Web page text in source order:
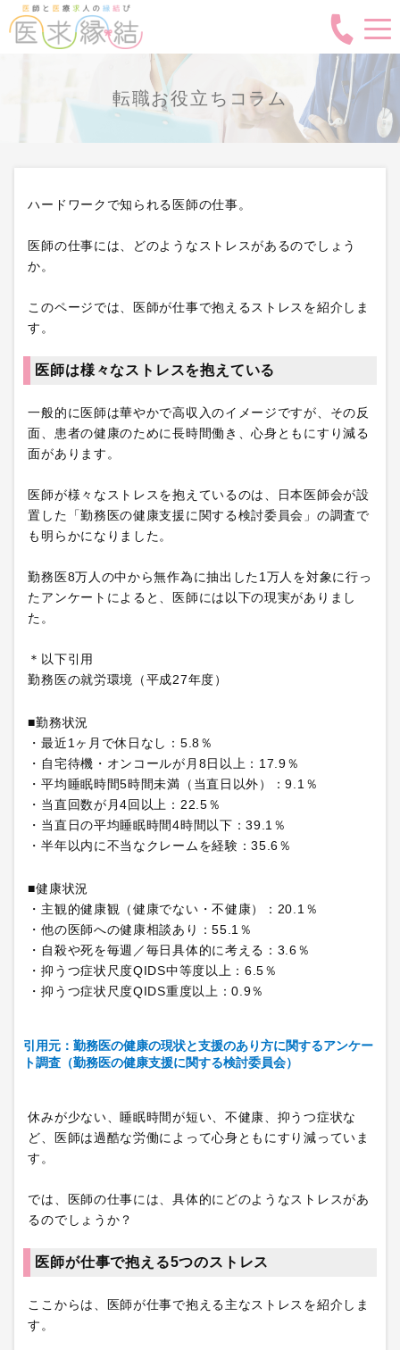
転職お役立ちコラム
ハードワークで知られる医師の仕事。
医師の仕事には、どのようなストレスがあるのでしょう
か。
このページでは、医師が仕事で抱えるストレスを紹介しま
す。
医師は様々なストレスを抱えている
一般的に医師は華やかで高収入のイメージですが、その反
面、患者の健康のために長時間働き、心身ともにすり減る
面があります。
医師が様々なストレスを抱えているのは、日本医師会が設
置した「勤務医の健康支援に関する検討委員会」の調査で
も明らかになりました。
勤務医8万人の中から無作為に抽出した1万人を対象に行っ
たアンケートによると、医師には以下の現実がありまし
た。
＊以下引用
勤務医の就労環境（平成27年度）
■勤務状況
・最近1ヶ月で休日なし：5.8％
・自宅待機・オンコールが月8日以上：17.9％
・平均睡眠時間5時間未満（当直日以外）：9.1％
・当直回数が月4回以上：22.5％
・当直日の平均睡眠時間4時間以下：39.1％
・半年以内に不当なクレームを経験：35.6％
■健康状況
・主観的健康観（健康でない・不健康）：20.1％
・他の医師への健康相談あり：55.1％
・自殺や死を毎週／毎日具体的に考える：3.6％
・抑うつ症状尺度QIDS中等度以上：6.5％
・抑うつ症状尺度QIDS重度以上：0.9％
引用元：勤務医の健康の現状と支援のあり方に関するアンケー
ト調査（勤務医の健康支援に関する検討委員会）
休みが少ない、睡眠時間が短い、不健康、抑うつ症状な
ど、医師は過酷な労働によって心身ともにすり減っていま
す。
では、医師の仕事には、具体的にどのようなストレスがあ
るのでしょうか？
医師が仕事で抱える5つのストレス
ここからは、医師が仕事で抱える主なストレスを紹介しま
す。